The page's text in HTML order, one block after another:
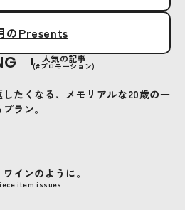
のPresents
人気の記事
(#プロモーション)
たくなる、メモリアルな20歳の一
ラン。
item issues
インのように。